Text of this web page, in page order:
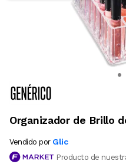
Organizador de Brillo
Vendido por Glic
Producto de